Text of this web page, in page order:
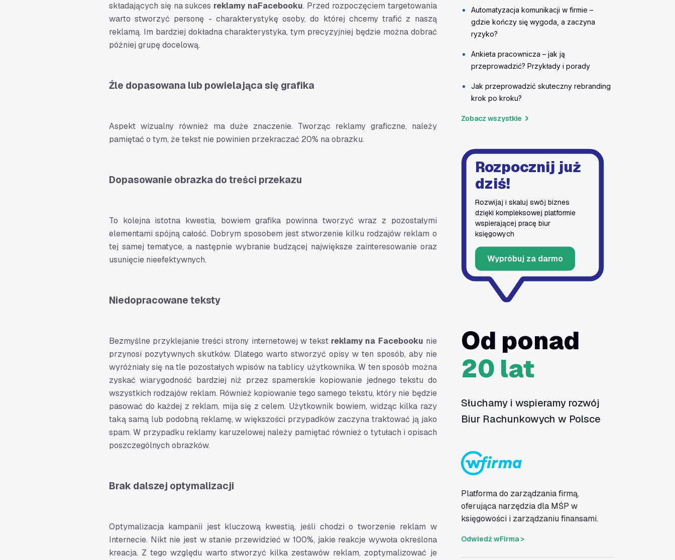
składających się na sukces reklamy naFacebooku. Przed rozpoczęciem targetowania
warto stworzyć personę - charakterystykę osoby, do której chcemy trafić z naszą
reklamą. Im bardziej dokładna charakterystyka, tym precyzyjniej będzie można dobrać
później grupę docelową.
Źle dopasowana lub powielająca się grafika
Aspekt wizualny również ma duże znaczenie. Tworząc reklamy graficzne, należy
pamiętać o tym, że tekst nie powinien przekraczać 20% na obrazku.
Dopasowanie obrazka do treści przekazu
To kolejna istotna kwestia, bowiem grafika powinna tworzyć wraz z pozostałymi
elementami spójną całość. Dobrym sposobem jest stworzenie kilku rodzajów reklam o
tej samej tematyce, a następnie wybranie budzącej największe zainteresowanie oraz
usunięcie nieefektywnych.
Niedopracowane teksty
Bezmyślne przyklejanie treści strony internetowej w tekst reklamy na Facebooku nie
przynosi pozytywnych skutków. Dlatego warto stworzyć opisy w ten sposób, aby nie
wyróżniały się na tle pozostałych wpisów na tablicy użytkownika. W ten sposób można
zyskać wiarygodność bardziej niż przez spamerskie kopiowanie jednego tekstu do
wszystkich rodzajów reklam. Również kopiowanie tego samego tekstu, który nie będzie
pasować do każdej z reklam, mija się z celem. Użytkownik bowiem, widząc kilka razy
taką samą lub podobną reklamę, w większości przypadków zaczyna traktować ją jako
spam. W przypadku reklamy karuzelowej należy pamiętać również o tytułach i opisach
poszczególnych obrazków.
Brak dalszej optymalizacji
Optymalizacja kampanii jest kluczową kwestią, jeśli chodzi o tworzenie reklam w
Internecie. Nikt nie jest w stanie przewidzieć w 100%, jakie reakcje wywoła określona
kreacja. Z tego względu warto stworzyć kilka zestawów reklam, zoptymalizować je
Automatyzacja komunikacji w firmie –
gdzie kończy się wygoda, a zaczyna
ryzyko?
Ankieta pracownicza – jak ją
przeprowadzić? Przykłady i porady
Jak przeprowadzić skuteczny rebranding
krok po kroku?
Zobacz wszystkie
Rozpocznij już
dziś!
Rozwijaj i skaluj swój biznes
dzięki kompleksowej platformie
wspierającej pracę biur
księgowych
Wypróbuj za darmo
Od ponad
20 lat
Słuchamy i wspieramy rozwój
Biur Rachunkowych w Polsce
Platforma do zarządzania firmą,
oferująca narzędzia dla MŚP w
księgowości i zarządzaniu finansami.
Odwiedź wFirma >